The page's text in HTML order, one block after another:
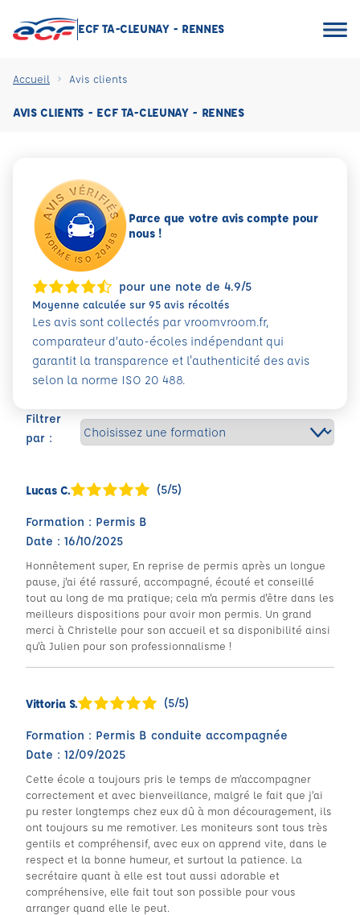
ECF TA-CLEUNAY - RENNES
Accueil Avis clients
AVIS CLIENTS - ECF TA-CLEUNAY - RENNES
Filtrer
par :
Lucas C. (5/5)
Formation : Permis B
Date : 16/10/2025
Honnêtement super, En reprise de permis après un longue
pause, j'ai été rassuré, accompagné, écouté et conseillé
tout au long de ma pratique; cela m'a permis d'être dans les
meilleurs dispositions pour avoir mon permis. Un grand
merci à Christelle pour son accueil et sa disponibilité ainsi
qu'à Julien pour son professionnalisme !
Vittoria S. (5/5)
Formation : Permis B conduite accompagnée
Date : 12/09/2025
Cette école a toujours pris le temps de m’accompagner
correctement et avec bienveillance, malgré le fait que j’ai
pu rester longtemps chez eux dû à mon découragement, ils
ont toujours su me remotiver. Les moniteurs sont tous très
gentils et compréhensif, avec eux on apprend vite, dans le
respect et la bonne humeur, et surtout la patience. La
secrétaire quant à elle est tout aussi adorable et
compréhensive, elle fait tout son possible pour vous
arranger quand elle le peut.
Parce que votre avis compte pour
nous !
pour une note de 4.9/5
Moyenne calculée sur 95 avis récoltés
Les avis sont collectés par vroomvroom.fr,
comparateur d’auto-écoles indépendant qui
garantit la transparence et l'authenticité des avis
selon la norme ISO 20 488.